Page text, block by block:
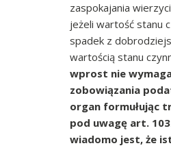
zaspokajania
jeżeli wartość stanu
spadek z
wartością stanu
wprost nie
zobowiązania
organ formułując
pod uwagę art.
wiadomo jest, że